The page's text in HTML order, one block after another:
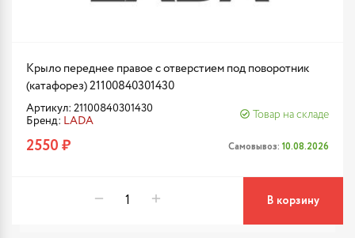
Крыло переднее правое с отверстием под поворотник
(катафорез) 21100840301430
Артикул: 21100840301430
Бренд: LADA
Товар на складе
2550 ₽ Самовывоз: 10.08.2026
В корзину